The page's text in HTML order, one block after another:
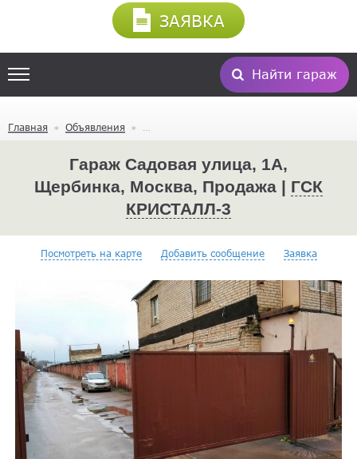
Найти гараж
ЗАЯВКА
Главная Объявления
Гараж Садовая улица, 1А,
Щербинка, Москва, Продажа | ГСК
КРИСТАЛЛ-3
Посмотреть на карте Добавить сообщение Заявка